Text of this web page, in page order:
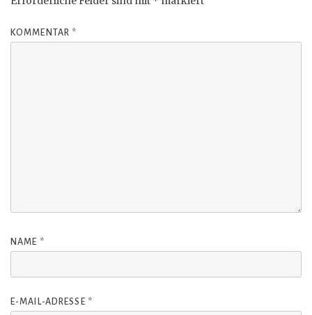
KOMMENTAR *
NAME *
E-MAIL-ADRESSE *